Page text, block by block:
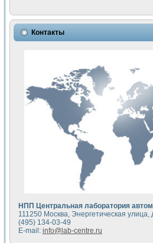
Контакты
НПП Центральная лаборатория
111250 Москва, Энергетическая улица,
(495) 134-03-49
E-mail: info@lab-centre.ru